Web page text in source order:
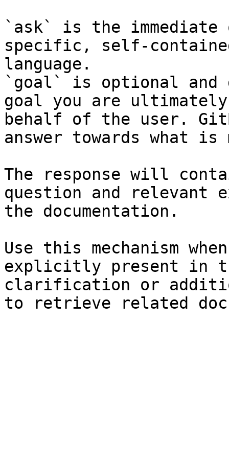
`ask` is the
specific, self-
language.
`goal` is optional and
goal you are
behalf of the user.
answer towards what
The response will
question and relevant
the documentation.
Use this mechanism
explicitly present in
clarification or